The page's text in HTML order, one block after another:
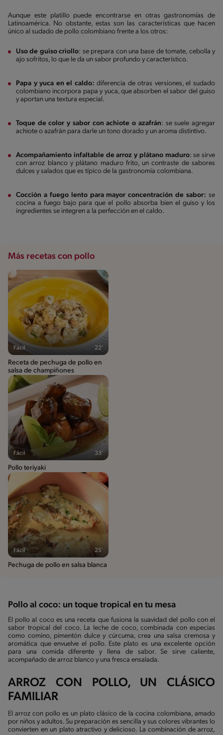
Aunque este platillo puede encontrarse en otras gastronomías de
Latinoamérica. No obstante, estas son las características que hacen
único al sudado de pollo colombiano frente a los otros:
Uso de guiso criollo: se prepara con una base de tomate, cebolla y
ajo sofritos, lo que le da un sabor profundo y característico.
Papa y yuca en el caldo: diferencia de otras versiones, el sudado
colombiano incorpora papa y yuca, que absorben el sabor del guiso
y aportan una textura especial.
Toque de color y sabor con achiote o azafrán: se suele agregar
achiote o azafrán para darle un tono dorado y un aroma distintivo.
Acompañamiento infaltable de arroz y plátano maduro: se sirve
con arroz blanco y plátano maduro frito, un contraste de sabores
dulces y salados que es típico de la gastronomía colombiana.
Cocción a fuego lento para mayor concentración de sabor: se
cocina a fuego bajo para que el pollo absorba bien el guiso y los
ingredientes se integren a la perfección en el caldo.
Más recetas con pollo
Fácil 22'
Receta de pechuga de pollo en
salsa de champiñones
Fácil 33'
Pollo teriyaki
Fácil 25'
Pechuga de pollo en salsa blanca
Pollo al coco: un toque tropical en tu mesa
El pollo al coco es una receta que fusiona la suavidad del pollo con el
sabor tropical del coco. La leche de coco, combinada con especias
como comino, pimentón dulce y cúrcuma, crea una salsa cremosa y
aromática que envuelve el pollo. Este plato es una excelente opción
para una comida diferente y llena de sabor. Se sirve caliente,
acompañado de arroz blanco y una fresca ensalada.
ARROZ CON POLLO, UN CLÁSICO
FAMILIAR
El arroz con pollo es un plato clásico de la cocina colombiana, amado
por niños y adultos. Su preparación es sencilla y sus colores vibrantes lo
convierten en un plato atractivo y delicioso. La combinación de arroz,